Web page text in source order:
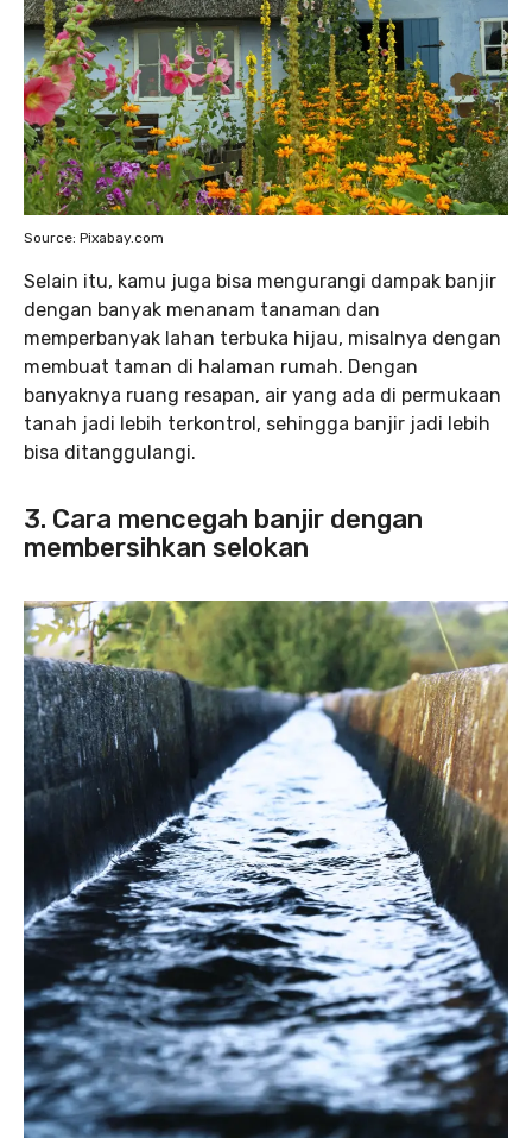
Source: Pixabay.com
Selain itu, kamu juga bisa mengurangi dampak banjir
dengan banyak menanam tanaman dan
memperbanyak lahan terbuka hijau, misalnya dengan
membuat taman di halaman rumah. Dengan
banyaknya ruang resapan, air yang ada di permukaan
tanah jadi lebih terkontrol, sehingga banjir jadi lebih
bisa ditanggulangi.
3. Cara mencegah banjir dengan
membersihkan selokan